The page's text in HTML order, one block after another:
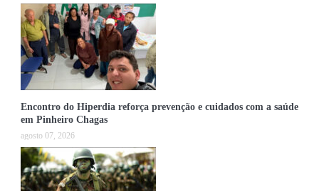
Encontro do Hiperdia reforça prevenção e cuidados com a saúde
em Pinheiro Chagas
agosto 07, 2026